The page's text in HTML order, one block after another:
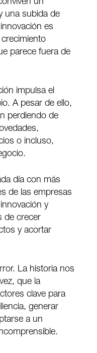
una subida de
es
parece fuera de
impulsa el
A pesar de ello,
perdiendo de
o incluso,
día con más
de las empresas
y
de crecer
y acortar
La historia nos
que la
clave para
generar
a un